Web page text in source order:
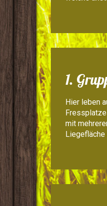
1.
Hier leben
mit